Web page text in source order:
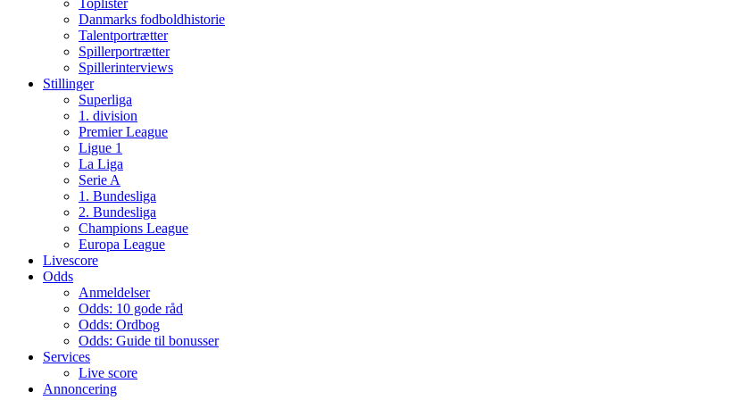
Toplister
Danmarks fodboldhistorie
Talentportrætter
Spillerportrætter
Spillerinterviews
Stillinger
Superliga
1. division
Premier League
Ligue 1
La Liga
Serie A
1. Bundesliga
2. Bundesliga
Champions League
Europa League
Livescore
Odds
Anmeldelser
Odds: 10 gode råd
Odds: Ordbog
Odds: Guide til bonusser
Services
Live score
Annoncering